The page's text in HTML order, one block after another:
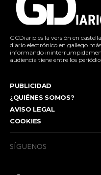
GCDiario es la versión en
diario electrónico en gallego
informando
audiencia tiene entre los
PUBLICIDAD
¿QUIÉNES SOMOS?
AVISO LEGAL
COOKIES
SÍGUENOS